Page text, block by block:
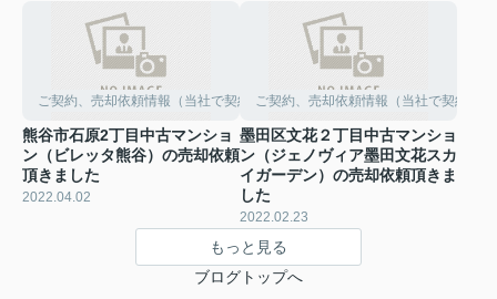
ご契約、売却依頼情報（当社で契約して頂きました）
熊谷市石原2丁目中古マンショ
ン（ビレッタ熊谷）の売却依頼
頂きました
2022.04.02
ご契約、売却依頼情報（当社で契約し
墨田区文花２丁目中古マンショ
ン（ジェノヴィア墨田文花スカ
イガーデン）の売却依頼頂きま
した
2022.02.23
もっと見る
ブログトップへ